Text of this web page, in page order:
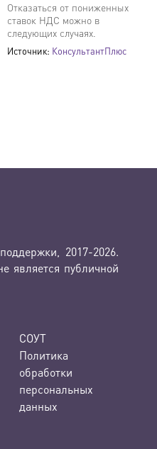
Отказаться от пониженных
ставок НДС можно в
следующих случаях.
Источник: КонсультантПлюс
2017-2026.
является публичной
СОУТ
Политика
обработки
персональных
данных